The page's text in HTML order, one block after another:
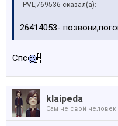
PVL;769536 сказал(а):
26414053-
Спс
klaipeda
Сам не свой человек